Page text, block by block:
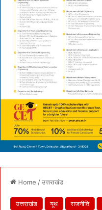
Home /उत्तराखंड
उत्तराखंड यूथ राजनीति